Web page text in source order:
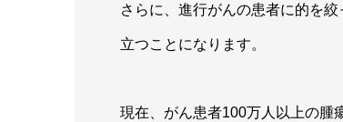
さらに、進行がんの患者に的を
立つことになります。
現在、がん患者100万人以上の腫